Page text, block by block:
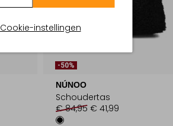
Cookie-instellingen
-50%
NÚNOO
Schoudertas
€ 84,95 € 41,99